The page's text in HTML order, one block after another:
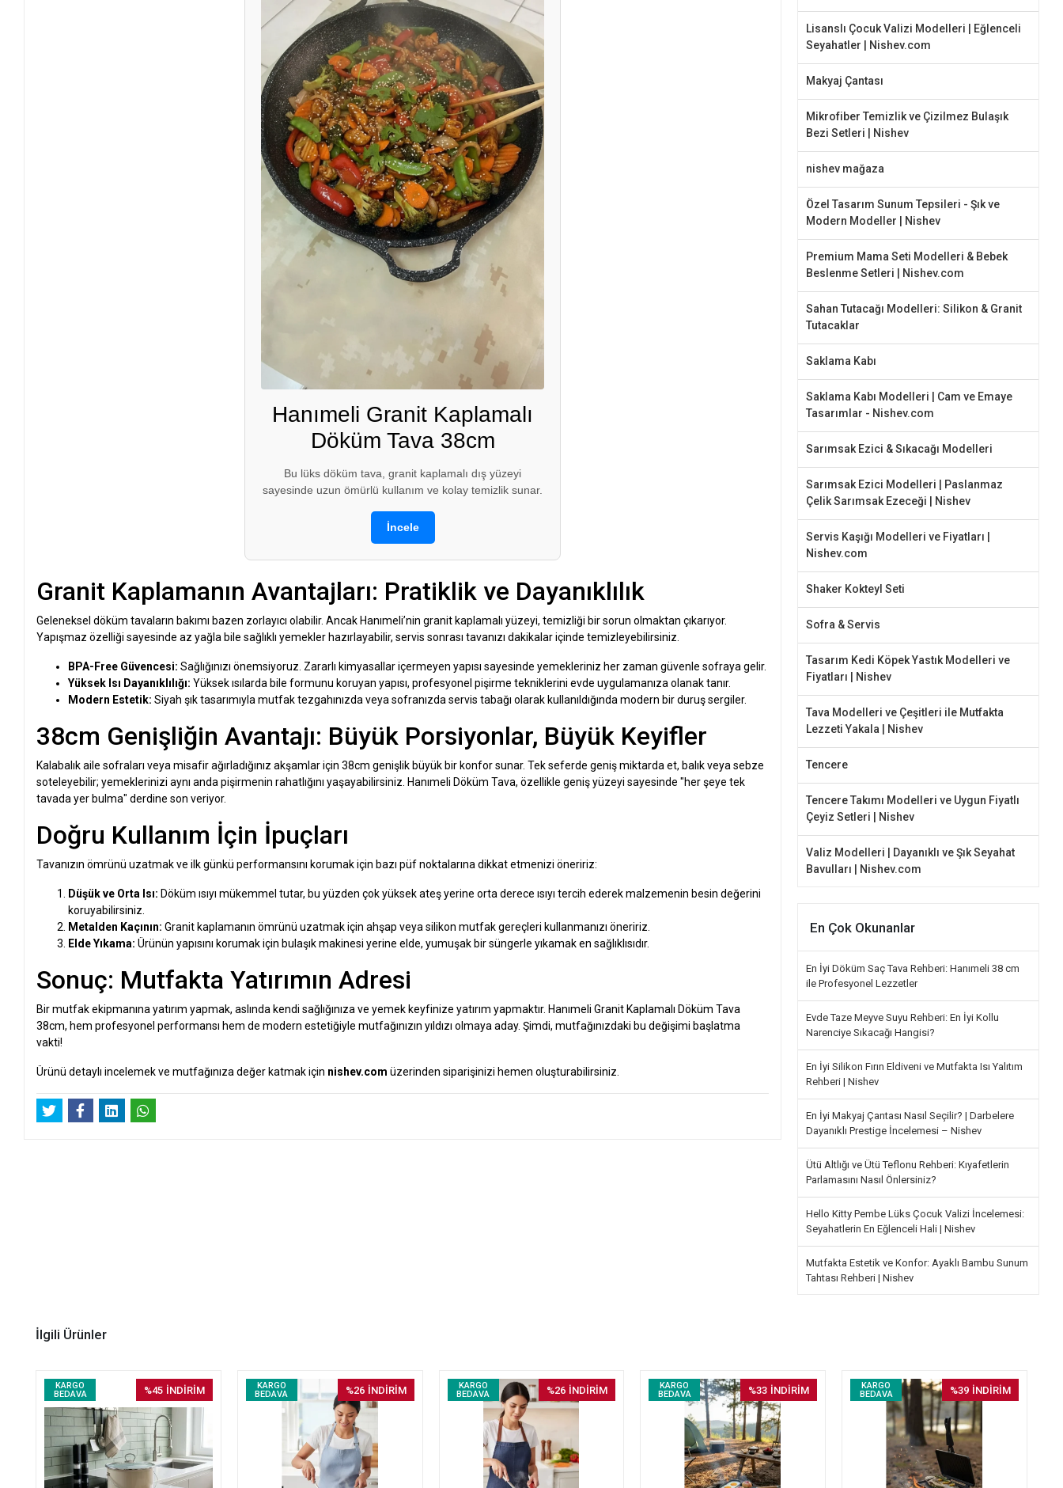
Hanımeli Granit Kaplamalı
Döküm Tava 38cm
Bu lüks döküm tava, granit kaplamalı dış yüzeyi
sayesinde uzun ömürlü kullanım ve kolay temizlik sunar.
İncele
Granit Kaplamanın Avantajları: Pratiklik ve Dayanıklılık
Geleneksel döküm tavaların bakımı bazen zorlayıcı olabilir. Ancak Hanımeli’nin granit kaplamalı yüzeyi, temizliği bir sorun olmaktan çıkarıyor.
Yapışmaz özelliği sayesinde az yağla bile sağlıklı yemekler hazırlayabilir, servis sonrası tavanızı dakikalar içinde temizleyebilirsiniz.
BPA-Free Güvencesi: Sağlığınızı önemsiyoruz. Zararlı kimyasallar içermeyen yapısı sayesinde yemekleriniz her zaman güvenle sofraya gelir.
Yüksek Isı Dayanıklılığı: Yüksek ısılarda bile formunu koruyan yapısı, profesyonel pişirme tekniklerini evde uygulamanıza olanak tanır.
Modern Estetik: Siyah şık tasarımıyla mutfak tezgahınızda veya sofranızda servis tabağı olarak kullanıldığında modern bir duruş sergiler.
38cm Genişliğin Avantajı: Büyük Porsiyonlar, Büyük Keyifler
Kalabalık aile sofraları veya misafir ağırladığınız akşamlar için 38cm genişlik büyük bir konfor sunar. Tek seferde geniş miktarda et, balık veya sebze
soteleyebilir; yemeklerinizi aynı anda pişirmenin rahatlığını yaşayabilirsiniz. Hanımeli Döküm Tava, özellikle geniş yüzeyi sayesinde "her şeye tek
tavada yer bulma" derdine son veriyor.
Doğru Kullanım İçin İpuçları
Tavanızın ömrünü uzatmak ve ilk günkü performansını korumak için bazı püf noktalarına dikkat etmenizi öneririz:
Düşük ve Orta Isı: Döküm ısıyı mükemmel tutar, bu yüzden çok yüksek ateş yerine orta derece ısıyı tercih ederek malzemenin besin değerini
koruyabilirsiniz.
Metalden Kaçının: Granit kaplamanın ömrünü uzatmak için ahşap veya silikon mutfak gereçleri kullanmanızı öneririz.
Elde Yıkama: Ürünün yapısını korumak için bulaşık makinesi yerine elde, yumuşak bir süngerle yıkamak en sağlıklısıdır.
Sonuç: Mutfakta Yatırımın Adresi
Bir mutfak ekipmanına yatırım yapmak, aslında kendi sağlığınıza ve yemek keyfinize yatırım yapmaktır. Hanımeli Granit Kaplamalı Döküm Tava
38cm, hem profesyonel performansı hem de modern estetiğiyle mutfağınızın yıldızı olmaya aday. Şimdi, mutfağınızdaki bu değişimi başlatma
vakti!
Ürünü detaylı incelemek ve mutfağınıza değer katmak için nishev.com üzerinden siparişinizi hemen oluşturabilirsiniz.
Lisanslı Çocuk Valizi Modelleri | Eğlenceli
Seyahatler | Nishev.com
Makyaj Çantası
Mikrofiber Temizlik ve Çizilmez Bulaşık
Bezi Setleri | Nishev
nishev mağaza
Özel Tasarım Sunum Tepsileri - Şık ve
Modern Modeller | Nishev
Premium Mama Seti Modelleri & Bebek
Beslenme Setleri | Nishev.com
Sahan Tutacağı Modelleri: Silikon & Granit
Tutacaklar
Saklama Kabı
Saklama Kabı Modelleri | Cam ve Emaye
Tasarımlar - Nishev.com
Sarımsak Ezici & Sıkacağı Modelleri
Sarımsak Ezici Modelleri | Paslanmaz
Çelik Sarımsak Ezeceği | Nishev
Servis Kaşığı Modelleri ve Fiyatları |
Nishev.com
Shaker Kokteyl Seti
Sofra & Servis
Tasarım Kedi Köpek Yastık Modelleri ve
Fiyatları | Nishev
Tava Modelleri ve Çeşitleri ile Mutfakta
Lezzeti Yakala | Nishev
Tencere
Tencere Takımı Modelleri ve Uygun Fiyatlı
Çeyiz Setleri | Nishev
Valiz Modelleri | Dayanıklı ve Şık Seyahat
Bavulları | Nishev.com
En Çok Okunanlar
En İyi Döküm Saç Tava Rehberi: Hanımeli 38 cm
ile Profesyonel Lezzetler
Evde Taze Meyve Suyu Rehberi: En İyi Kollu
Narenciye Sıkacağı Hangisi?
En İyi Silikon Fırın Eldiveni ve Mutfakta Isı Yalıtım
Rehberi | Nishev
En İyi Makyaj Çantası Nasıl Seçilir? | Darbelere
Dayanıklı Prestige İncelemesi – Nishev
Ütü Altlığı ve Ütü Teflonu Rehberi: Kıyafetlerin
Parlamasını Nasıl Önlersiniz?
Hello Kitty Pembe Lüks Çocuk Valizi İncelemesi:
Seyahatlerin En Eğlenceli Hali | Nishev
Mutfakta Estetik ve Konfor: Ayaklı Bambu Sunum
Tahtası Rehberi | Nishev
İlgili Ürünler
KARGO
BEDAVA
%45 İNDİRİM
KARGO
BEDAVA
%26 İNDİRİM
KARGO
BEDAVA
%26 İNDİRİM
KARGO
BEDAVA
%33 İNDİRİM
KARGO
BEDAVA
%39 İNDİRİM